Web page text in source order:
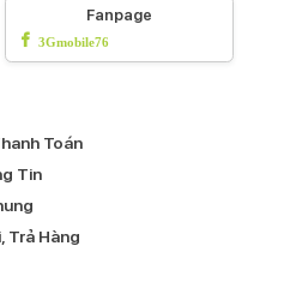
Fanpage
3Gmobile76
Toán
Tin
Trả Hàng